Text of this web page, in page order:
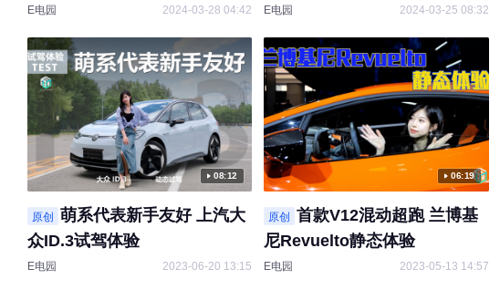
E电园 2024-03-28 04:42
连杆独立悬架，就这状态，谁
还记得买高尔夫啊？
E电园 2024-03-25 08:32
08:12
原创 萌系代表新手友好 上汽大
众ID.3试驾体验
E电园 2023-06-20 13:15
06:19
原创
首款V12混动超跑 兰博基
尼Revuelto静态体验
E电园 2023-05-13 14:57